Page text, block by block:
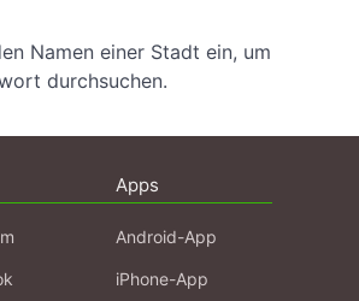
Namen einer Stadt ein, um
durchsuchen.
Apps
Android-App
iPhone-App